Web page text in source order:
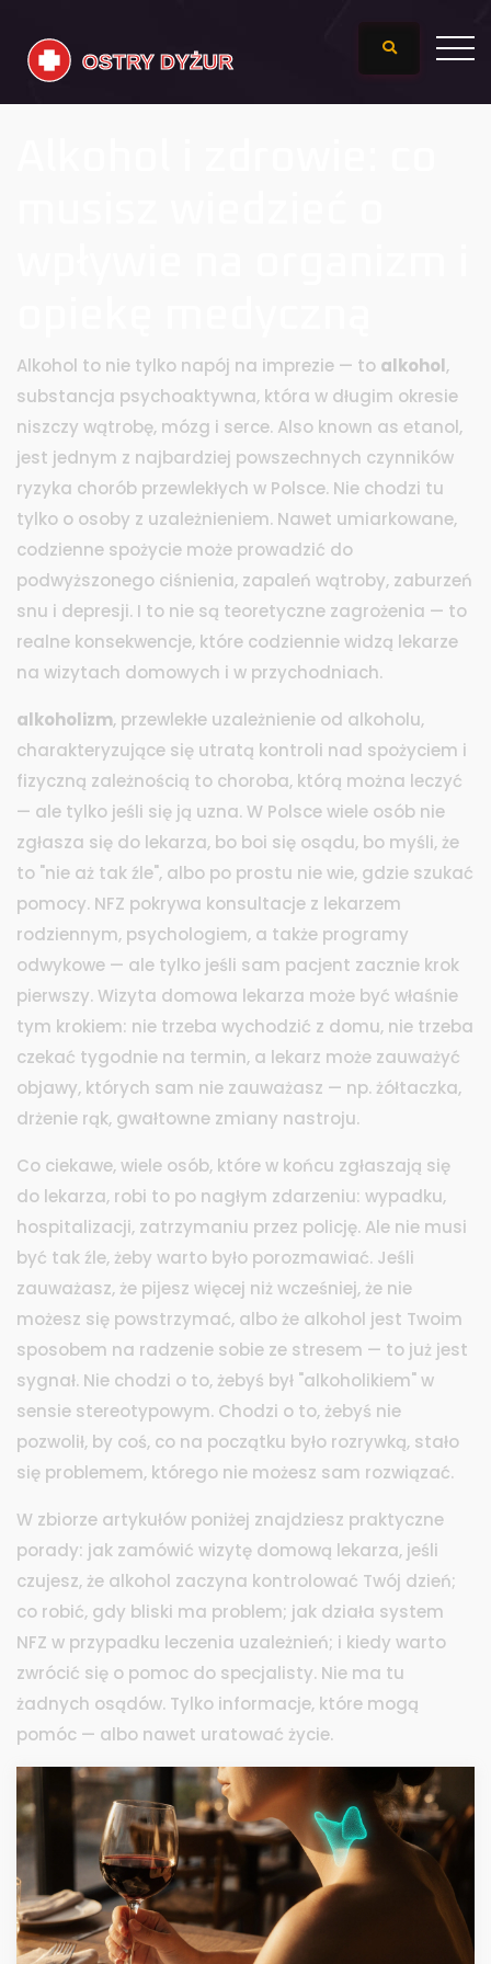
Alkohol to nie tylko napój na imprezie — to alkohol,
substancja psychoaktywna, która w długim okresie
niszczy wątrobę, mózg i serce. Also known as etanol,
jest jednym z najbardziej powszechnych czynników
ryzyka chorób przewlekłych w Polsce. Nie chodzi tu
tylko o osoby z uzależnieniem. Nawet umiarkowane,
codzienne spożycie może prowadzić do
podwyższonego ciśnienia, zapaleń wątroby, zaburzeń
snu i depresji. I to nie są teoretyczne zagrożenia — to
realne konsekwencje, które codziennie widzą lekarze
na wizytach domowych i w przychodniach.
alkoholizm, przewlekłe uzależnienie od alkoholu,
charakteryzujące się utratą kontroli nad spożyciem i
fizyczną zależnością to choroba, którą można leczyć
— ale tylko jeśli się ją uzna. W Polsce wiele osób nie
zgłasza się do lekarza, bo boi się osądu, bo myśli, że
to "nie aż tak źle", albo po prostu nie wie, gdzie szukać
pomocy. NFZ pokrywa konsultacje z lekarzem
rodziennym, psychologiem, a także programy
odwykowe — ale tylko jeśli sam pacjent zacznie krok
pierwszy. Wizyta domowa lekarza może być właśnie
tym krokiem: nie trzeba wychodzić z domu, nie trzeba
czekać tygodnie na termin, a lekarz może zauważyć
objawy, których sam nie zauważasz — np. żółtaczka,
drżenie rąk, gwałtowne zmiany nastroju.
Co ciekawe, wiele osób, które w końcu zgłaszają się
do lekarza, robi to po nagłym zdarzeniu: wypadku,
hospitalizacji, zatrzymaniu przez policję. Ale nie musi
być tak źle, żeby warto było porozmawiać. Jeśli
zauważasz, że pijesz więcej niż wcześniej, że nie
możesz się powstrzymać, albo że alkohol jest Twoim
sposobem na radzenie sobie ze stresem — to już jest
sygnał. Nie chodzi o to, żebyś był "alkoholikiem" w
sensie stereotypowym. Chodzi o to, żebyś nie
pozwolił, by coś, co na początku było rozrywką, stało
się problemem, którego nie możesz sam rozwiązać.
W zbiorze artykułów poniżej znajdziesz praktyczne
porady: jak zamówić wizytę domową lekarza, jeśli
czujesz, że alkohol zaczyna kontrolować Twój dzień;
co robić, gdy bliski ma problem; jak działa system
NFZ w przypadku leczenia uzależnień; i kiedy warto
zwrócić się o pomoc do specjalisty. Nie ma tu
żadnych osądów. Tylko informacje, które mogą
pomóc — albo nawet uratować życie.